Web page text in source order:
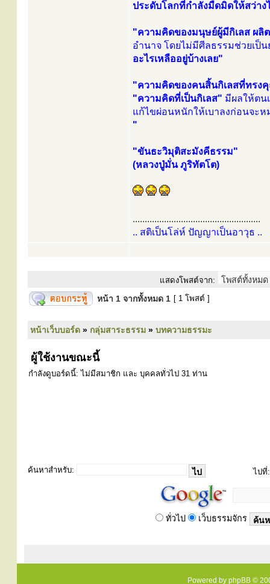
ประดับโลกที่กำลังมืดมิดให้สว่าง
"ความคิดของมนุษย์ผู้มีกิเลส ผลิ
อำนาจ โดยไม่มีศีลธรรมช่วยเป็
อะไรเหลืออยู่บ้างเลย"
"ความคิดของคนสิ้นกิเลสที่ทรง
"ความคิดที่เป็นกิเลส" มีผลให้ตน
แก้ไขผ่อนหนักให้เบาลงก่อนจะ
"
"ขันธะวิมุติสะมังคีธรรม"
(หลวงปู่มั่น ภูริทัตโต)
.....................................................
.. สติเป็นโล่ห์ ปัญญาเป็นอาวุธ ..
แสดงโพสต์จาก:
หน้า 1 จากทั้งหมด 1 [ 1 โพสต์ ]
หน้าเว็บบอร์ด » กลุ่มสาระธรรม » บทความธรรมะ
ผู้ใช้งานขณะนี้
กำลังดูบอร์ดนี้: ไม่มีสมาชิก และ บุคคลทั่วไป 31 ท่าน
ค้นหาสำหรับ: ไปที่:
ทั่วไป เว็บธรรมจักร
Powered by phpBB ©